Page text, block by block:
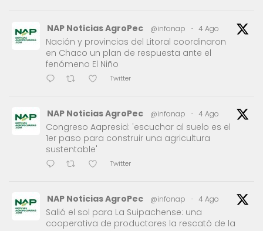
NAP Noticias AgroPec @infonap · 4 Ago
Nación y provincias del Litoral coordinaron
en Chaco un plan de respuesta ante el
fenómeno El Niño
Twitter
NAP Noticias AgroPec @infonap · 4 Ago
Congreso Aapresid: 'escuchar al suelo es el
1er paso para construir una agricultura
sustentable'
Twitter
NAP Noticias AgroPec @infonap · 4 Ago
Salió el sol para La Suipachense: una
cooperativa de productores la rescató de la